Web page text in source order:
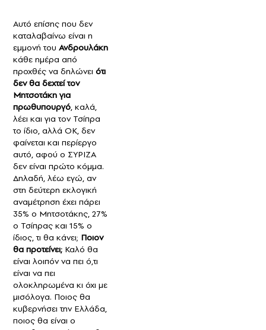
Αυτό επίσης που δεν
καταλαβαίνω είναι η
εμμονή του Ανδρουλάκη
κάθε ημέρα από
προχθές να δηλώνει ότι
δεν θα δεχτεί τον
Μητσοτάκη για
πρωθυπουργό, καλά,
λέει και για τον Τσίπρα
το ίδιο, αλλά ΟΚ, δεν
φαίνεται και περίεργο
αυτό, αφού ο ΣΥΡΙΖΑ
δεν είναι πρώτο κόμμα.
Δηλαδή, λέω εγώ, αν
στη δεύτερη εκλογική
αναμέτρηση έχει πάρει
35% ο Μητσοτάκης, 27%
ο Τσίπρας και 15% ο
ίδιος, τι θα κάνει; Ποιον
θα προτείνει; Καλό θα
είναι λοιπόν να πει ό,τι
είναι να πει
ολοκληρωμένα κι όχι με
μισόλογα. Ποιος θα
κυβερνήσει την Ελλάδα,
ποιος θα είναι ο